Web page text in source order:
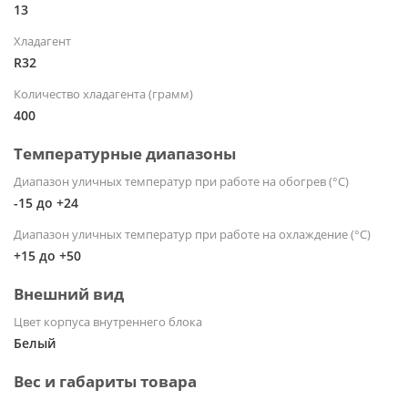
13
Хладагент
R32
Количество хладагента (грамм)
400
Температурные диапазоны
Диапазон уличных температур при работе на обогрев (°С)
-15 до +24
Диапазон уличных температур при работе на охлаждение (°С)
+15 до +50
Внешний вид
Цвет корпуса внутреннего блока
Белый
Вес и габариты товара